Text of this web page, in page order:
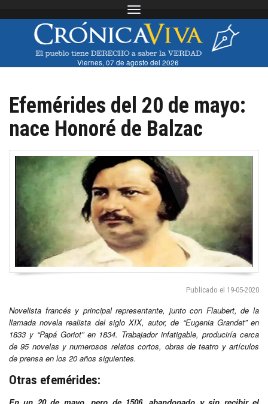
Toggle navigation
Viernes, 07 de agosto del 2026
Efemérides del 20 de mayo:
nace Honoré de Balzac
Publicado el 19-05-2020
Novelista francés y principal representante, junto con Flaubert, de la
llamada novela realista del siglo XIX, autor, de “Eugenia Grandet” en
1833 y “Papá Goriot” en 1834. Trabajador infatigable, produciría cerca
de 95 novelas y numerosos relatos cortos, obras de teatro y artículos
de prensa en los 20 años siguientes.
Otras efemérides: